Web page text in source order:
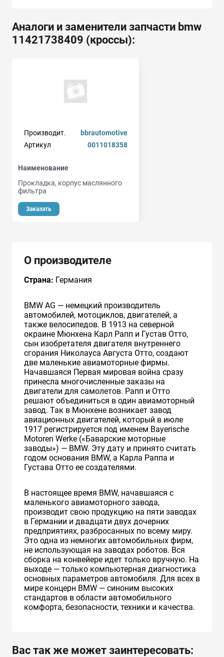
Аналоги и заменители запчасти bmw
11421738409 (кроссы):
Производит.
bbrautomotive
Артикул
0011018358
Наименование
Прокладка, корпус маслянного
фильтра
Заказать
О производителе
Страна: Германия
BMW AG — немецкий производитель
автомобилей, мотоциклов, двигателей, а
также велосипедов. В 1913 на северной
окраине Мюнхена Карл Рапп и Густав Отто,
сын изобретателя двигателя внутреннего
сгорания Николауса Августа Отто, создают
две маленькие авиамоторные фирмы.
Начавшаяся Первая мировая война сразу
принесла многочисленные заказы на
двигатели для самолетов. Рапп и Отто
решают объединиться в один авиамоторный
завод. Так в Мюнхене возникает завод
авиационных двигателей, который в июле
1917 регистрируется под именем Bayerische
Motoren Werke («Баварские моторные
заводы») — BMW. Эту дату и принято считать
годом основания BMW, а Карла Раппа и
Густава Отто ее создателями.
В настоящее время BMW, начавшаяся с
маленького авиамоторного завода,
производит свою продукцию на пяти заводах
в Германии и двадцати двух дочерних
предприятиях, разбросанных по всему миру.
Это одна из немногих автомобильных фирм,
не использующая на заводах роботов. Вся
сборка на конвейере идет только вручную. На
выходе — только компьютерная диагностика
основных параметров автомобиля. Для всех в
мире концерн BMW — синоним высоких
стандартов в области автомобильного
комфорта, безопасности, техники и качества.
Вас так же может заинтересовать: